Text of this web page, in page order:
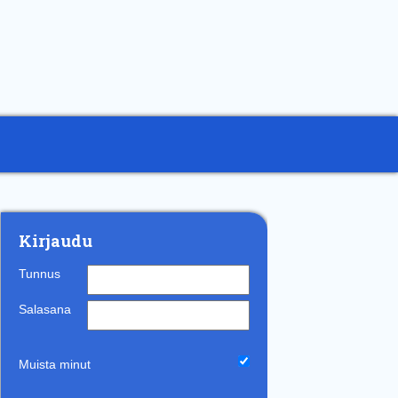
Kirjaudu
Tunnus
Salasana
Muista minut